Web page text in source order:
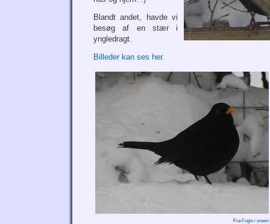
Blandt andet, havde vi
besøg af en stær i
yngledragt.
Billeder kan ses her.
Fra Fugle i sneen